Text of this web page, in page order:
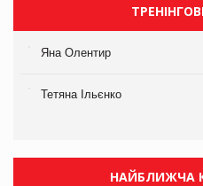
Яна Олентир
Тетяна Ільєнко
НАЙБЛИЖЧА